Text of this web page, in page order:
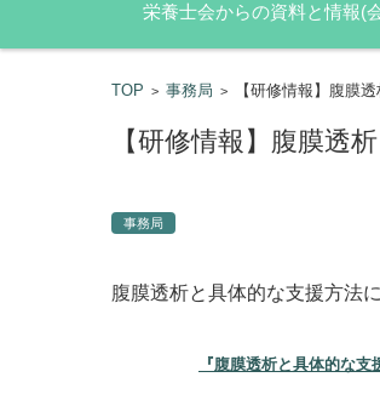
栄養士会からの資料と情報(
TOP > 事務局 > 【研修情報】腹膜
【研修情報】腹膜透
事務局
腹膜透析と具体的な支援方法
『腹膜透析と具体的な支